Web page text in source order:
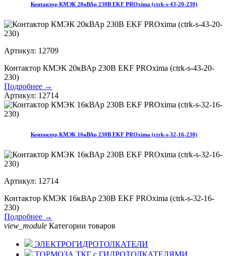
Контактор КМЭК 20кВАр 230В EKF PROxima (ctrk-s-43-20-230)
Артикул: 12709
Контактор КМЭК 20кВАр 230В EKF PROxima (ctrk-s-43-20-
230)
Подробнее →
Артикул: 12714
Контактор КМЭК 16кВАр 230В EKF PROxima (ctrk-s-32-16-230)
Артикул: 12714
Контактор КМЭК 16кВАр 230В EKF PROxima (ctrk-s-32-16-
230)
Подробнее →
view_module Категории товаров
ЭЛЕКТРОГИДРОТОЛКАТЕЛИ
ТОРМОЗА ТКГ с ГИДРОТОЛКАТЕЛЯМИ